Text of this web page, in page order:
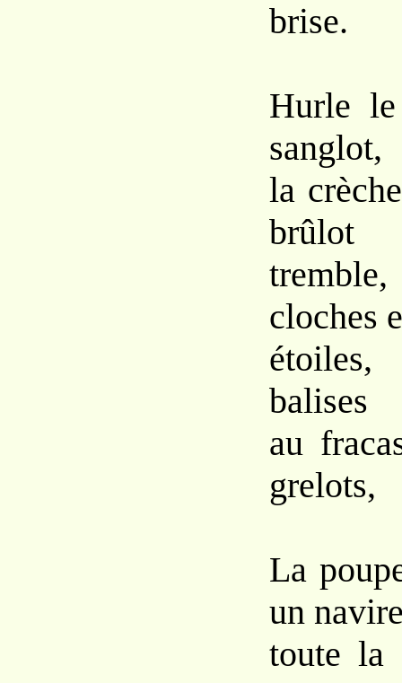
brise.
Hurle
sanglot,
la
brûlot
cloches
balises
au
grelots,
La
un
toute la